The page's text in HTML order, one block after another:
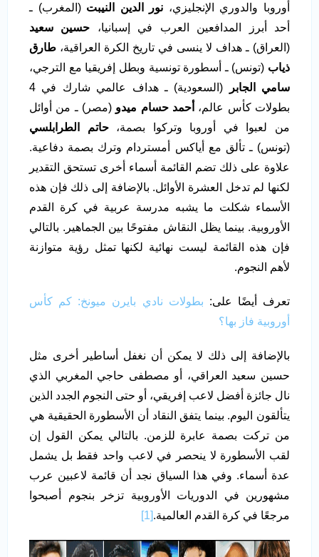
أوروبا والدوري الإنجليزي، نور الدين النيبت (المغرب) ـ
أحد أبرز المدافعين العرب في إسبانيا، حسين سعيد
(العراق) ـ هداف لا ينسى في تاريخ الكرة العراقية، طارق
ذياب (تونس) ـ أسطورة تونسية وبطل إفريقيا مع الترجي،
سامي الجابر
(السعودية) ـ هداف عالمي شارك في 4
بطولات كأس عالم، أحمد حسام ميدو (مصر) ـ من أوائل
من لعبوا في أوروبا وتركوا بصمة،حاتم الطرابلسي
(تونس) ـ تألق مع أياكس أمستردام وترك بصمة دفاعية.
علاوة على ذلك تضم القائمة أسماء أخرى تستحق التقدير
لكنها لم تدخل العشرة الأوائل. بالإضافة إلى ذلك فإن هذه
الأسماء شكلت ما يشبه مدرسة عربية في كرة القدم
الأوروبية. بينما يظل النقاش مفتوحًا بين الجماهير. بالتالي
فإن هذه القائمة ليست نهائية لكنها تمثل رؤية متوازنة
لأهم النجوم.
تعرف أيضًا على: بطولات نادي بايرن ميونخ: كم كأس
أوروبية فاز بها؟
بالإضافة إلى ذلك لا يمكن أن نغفل أساطير أخرى مثل
حسين سعيد العراقي، أو مصطفى حاجي المغربي الذي
نال جائزة أفضل لاعب إفريقي، أو حتى النجوم الجدد الذين
يتألقون اليوم. بينما يتفق النقاد أن الأسطورة الحقيقية هي
من تركت بصمة عابرة للزمن. بالتالي يمكن القول إن
لقب الأسطورة لا ينحصر في لاعب واحد فقط بل يشمل
عدة أسماء. وفي هذا السياق نجد أن قائمة لاعبين عرب
مشهورين في الدوريات الأوروبية تزخر بنجوم أصبحوا
مرجعًا في كرة القدم العالمية.